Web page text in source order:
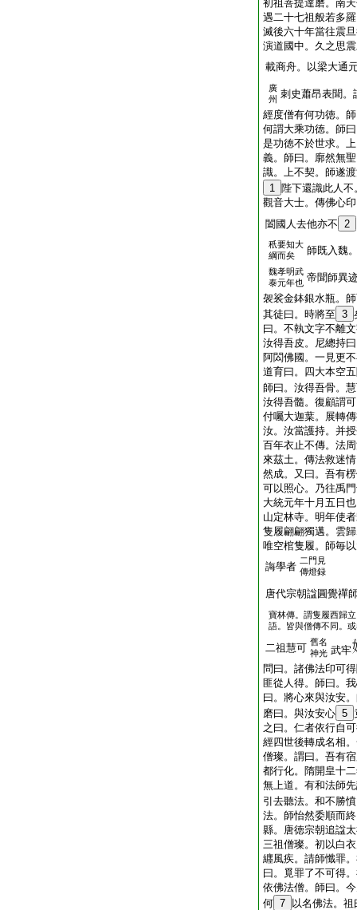
初祖菩提達磨。南
遇二十七祖般若多
滅後六十年當往震
演道國中。久之思
載商舟。以梁大通
廣
州 刺史蕭昂表聞。
經度僧有何功徳。
何謂大乘功徳。師
是功徳不於世求。
義。師曰。廓然無
識。上不契。師遂
1 陛下還識此人
觀音大士。傳佛心
闔國人去他亦不 2
秖要知大
綱而矣
師既入魏
魏孝明武
泰元年也 帝聞師異
袈裟金鉢銀水瓶。
其徒曰。時將至 3
曰。不執文字不離
汝得吾皮。尼總持
阿閦佛國。一見更
道育曰。四大本空
師曰。汝得吾骨。
汝得吾髓。復顧謂
付囑大迦葉。展轉
汝。汝當護持。并
百年衣止不傳。法
來茲土。傳法救迷
然成。又曰。吾有
可以照心。乃往禹
大統元年十月五日
山定林寺。明年使
隻履翩翩獨邁。雲
唯空棺隻履。師毎
誨學者 二門見
傳燈録
唐代宗朝諡圓覺禪
寶林傳。謂隻履西歸
語。皆與僧傳不同。
二祖慧可 舊名
神光 武牢
問曰。諸佛法印可
匪從人得。師曰。
曰。將心來與汝安
磨曰。與汝安心 5
之曰。仁者依行自
經四世後轉成名相
僧璨。謂曰。吾有
都行化。隋開皇十
無上道。有和法師
引去聽法。和不勝
法。師怡然委順而
縣。唐徳宗朝追諡
三祖僧璨。初以白
纒風疾。請師懺罪
曰。覓罪了不可得
依佛法僧。師曰。
何 7
以名佛法。